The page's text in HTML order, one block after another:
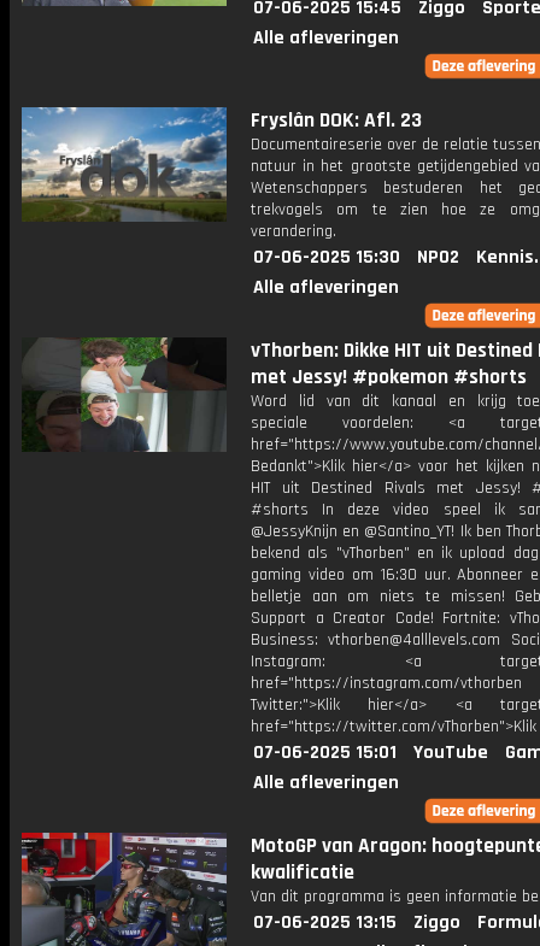
07-06-2025 15:45 Ziggo
Alle afleveringen
Fryslân DOK: Afl. 23
Documentaireserie over de relatie
natuur in het grootste getijdengebied
Wetenschappers bestuderen het
trekvogels om te zien hoe ze
verandering.
07-06-2025 15:30 NPO2
Alle afleveringen
vThorben: Dikke HIT uit Destined
met Jessy! #pokemon #shorts
Word lid van dit kanaal en krijg
speciale voordelen: <a
href="https://www.youtube.com/channel/
Bedankt">Klik hier</a> voor het kijken
HIT uit Destined Rivals met Jessy!
#shorts In deze video speel ik
@JessyKnijn en @Santino_YT! Ik ben
bekend als "vThorben" en ik upload
gaming video om 16:30 uur. Abonneer
belletje aan om niets te missen!
Support a Creator Code! Fortnite:
Business: vthorben@4alllevels.com
Instagram: <a
href="https://instagram.com/vthorben
Twitter:">Klik hier</a> <a
href="https://twitter.com/
07-06-2025 15:01 YouTube
Alle afleveringen
MotoGP van Aragon:
kwalificatie
Van dit programma is geen informatie
07-06-2025 13:15 Ziggo